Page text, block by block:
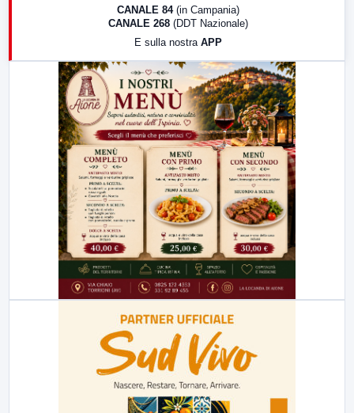
LabNews (replica)
CANALE 84 (in Campania)
CANALE 268 (DDT Nazionale)
E sulla nostra APP